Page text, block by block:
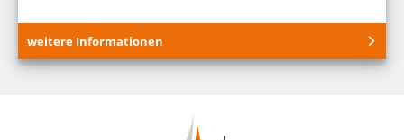
weitere Informationen